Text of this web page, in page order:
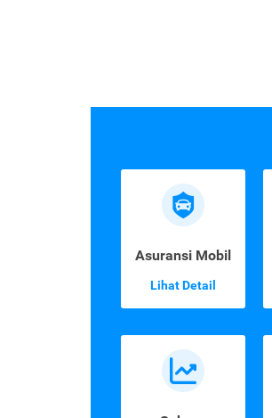
Asuransi Mobil
Lihat Detail